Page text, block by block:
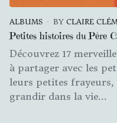
ALBUMS BY CLAIRE
Petites histoires du Père
Découvrez 17
à partager avec les
leurs petites frayeurs,
grandir dans la vie...